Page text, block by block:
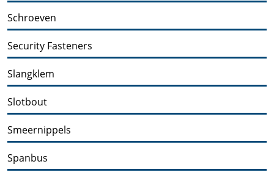
Schroeven
Security Fasteners
Slangklem
Slotbout
Smeernippels
Spanbus